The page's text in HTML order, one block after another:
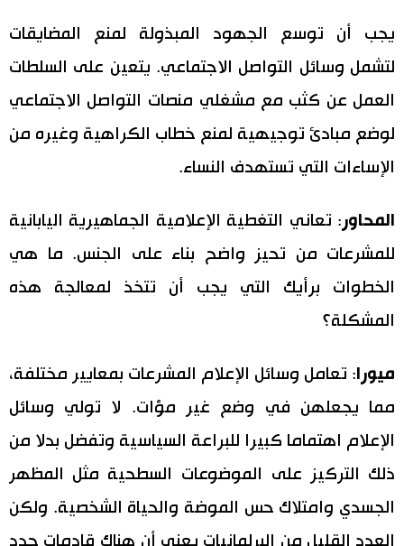
يجب أن توسع الجهود المبذولة لمنع المضايقات
لتشمل وسائل التواصل الاجتماعي. يتعين على السلطات
العمل عن كثب مع مشغلي منصات التواصل الاجتماعي
لوضع مبادئ توجيهية لمنع خطاب الكراهية وغيره من
الإساءات التي تستهدف النساء.
المحاور: تعاني التغطية الإعلامية الجماهيرية اليابانية
للمشرعات من تحيز واضح بناء على الجنس. ما هي
الخطوات برأيك التي يجب أن تتخذ لمعالجة هذه
المشكلة؟
ميورا: تعامل وسائل الإعلام المشرعات بمعايير مختلفة،
مما يجعلهن في وضع غير مؤات. لا تولي وسائل
الإعلام اهتماما كبيرا للبراعة السياسية وتفضل بدلا من
ذلك التركيز على الموضوعات السطحية مثل المظهر
الجسدي وامتلاك حس الموضة والحياة الشخصية. ولكن
العدد القليل من البرلمانيات يعني أن هناك قادمات جدد